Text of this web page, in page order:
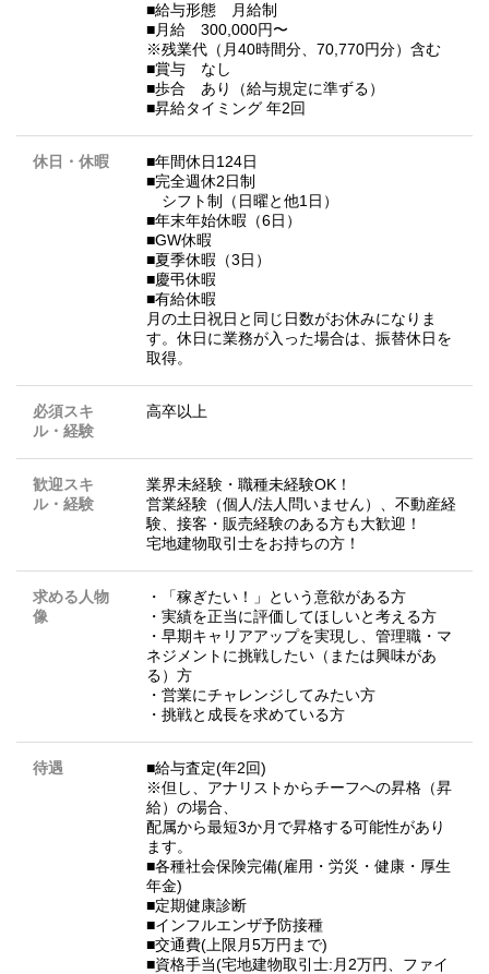
■給与形態 ⽉給制
■⽉給 300,000円〜
※残業代（月40時間分、70,770円分）含む
■賞与 なし
■歩合 あり（給与規定に準ずる）
■昇給タイミング 年2回
休日・休暇
■年間休日124日
■完全週休2日制
シフト制（日曜と他1日）
■年末年始休暇（6日）
■GW休暇
■夏季休暇（3日）
■慶弔休暇
■有給休暇
月の土日祝日と同じ日数がお休みになりま
す。休日に業務が入った場合は、振替休日を
取得。
必須スキ
ル・経験
高卒以上
歓迎スキ
ル・経験
業界未経験・職種未経験OK！
営業経験（個人/法人問いません）、不動産経
験、接客・販売経験のある方も大歓迎！
宅地建物取引士をお持ちの方！
求める人物
像
・「稼ぎたい！」という意欲がある方
・実績を正当に評価してほしいと考える方
・早期キャリアアップを実現し、管理職・マ
ネジメントに挑戦したい（または興味があ
る）方
・営業にチャレンジしてみたい方
・挑戦と成長を求めている方
待遇
■給与査定(年2回)
※但し、アナリストからチーフへの昇格（昇
給）の場合、
配属から最短3か月で昇格する可能性があり
ます。
■各種社会保険完備(雇用・労災・健康・厚生
年金)
■定期健康診断
■インフルエンザ予防接種
■交通費(上限月5万円まで)
■資格手当(宅地建物取引士:月2万円、ファイ